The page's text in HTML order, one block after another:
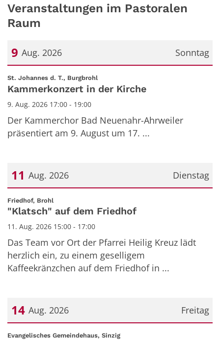
Veranstaltungen im Pastoralen
Raum
Sonntag
9 Aug. 2026
Datum: 9. August 2026
St. Johannes d. T., Burgbrohl
Kammerkonzert in der Kirche
9. Aug. 2026 17:00 - 19:00
Der Kammerchor Bad Neuenahr-Ahrweiler
präsentiert am 9. August um 17. ...
Dienstag
11 Aug. 2026
Datum: 11. August 2026
Friedhof, Brohl
"Klatsch" auf dem Friedhof
11. Aug. 2026 15:00 - 17:00
Das Team vor Ort der Pfarrei Heilig Kreuz lädt
herzlich ein, zu einem geselligem
Kaffeekränzchen auf dem Friedhof in ...
Freitag
14 Aug. 2026
Datum: 14. August 2026
Evangelisches Gemeindehaus, Sinzig: